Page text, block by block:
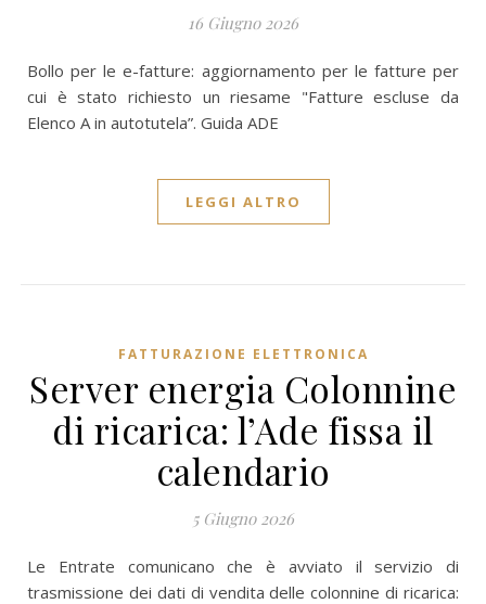
16 Giugno 2026
Bollo per le e-fatture: aggiornamento per le fatture per
cui è stato richiesto un riesame "Fatture escluse da
Elenco A in autotutela”. Guida ADE
LEGGI ALTRO
FATTURAZIONE ELETTRONICA
Server energia Colonnine
di ricarica: l’Ade fissa il
calendario
5 Giugno 2026
Le Entrate comunicano che è avviato il servizio di
trasmissione dei dati di vendita delle colonnine di ricarica: